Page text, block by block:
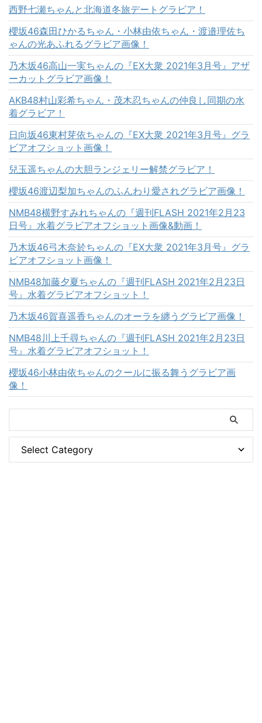
西野七瀬ちゃんと北海道冬旅デートグラビア！
櫻坂46森田ひかるちゃん・小林由依ちゃん・渡邉理佐ち
ゃんの光あふれるグラビア画像！
乃木坂46高山一実ちゃんの『EX大衆 2021年3月号』アザ
ーカットグラビア画像！
AKB48村山彩希ちゃん・茂木忍ちゃんの仲良し同期の水
着グラビア！
日向坂46東村芽依ちゃんの『EX大衆 2021年3月号』グラ
ビアオフショット画像！
兒玉遥ちゃんの大胆ランジェリー解禁グラビア！
櫻坂46渡辺梨加ちゃんのふんわり愛されグラビア画像！
NMB48横野すみれちゃんの『週刊FLASH 2021年2月23
日号』水着グラビアオフショット画像&動画！
乃木坂46弓木奈於ちゃんの『EX大衆 2021年3月号』グラ
ビアオフショット画像！
NMB48加藤夕夏ちゃんの『週刊FLASH 2021年2月23日
号』水着グラビアオフショット！
乃木坂46賀喜遥香ちゃんのオーラを纏うグラビア画像！
NMB48川上千尋ちゃんの『週刊FLASH 2021年2月23日
号』水着グラビアオフショット！
櫻坂46小林由依ちゃんのクールに振る舞うグラビア画
像！